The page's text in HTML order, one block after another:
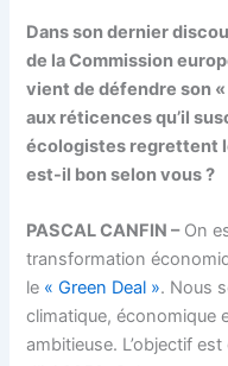
Dans son dernier
de la Commission
vient de défendre son
aux réticences qu’il
écologistes regrettent
est-il bon selon vous ?
PASCAL CANFIN –On
transformation
le « Green Deal ». Nous
climatique, économique
ambitieuse. L’objectif